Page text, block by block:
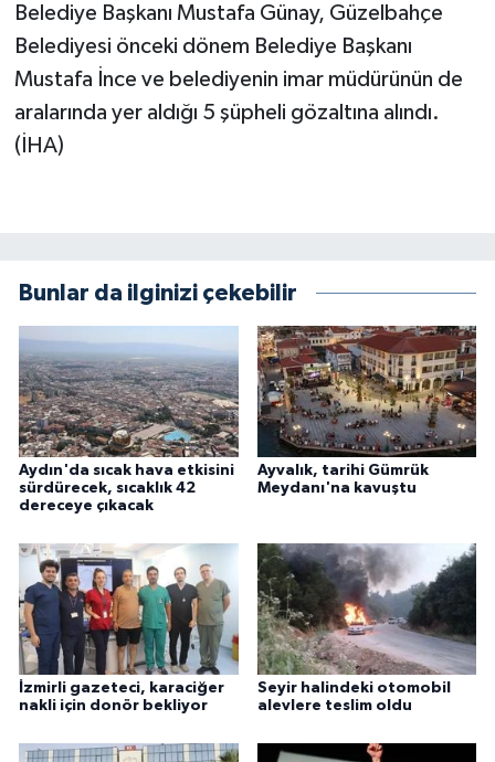
Belediye Başkanı Mustafa Günay, Güzelbahçe
Belediyesi önceki dönem Belediye Başkanı
Mustafa İnce ve belediyenin imar müdürünün de
aralarında yer aldığı 5 şüpheli gözaltına alındı.
(İHA)
Bunlar da ilginizi çekebilir
Aydın'da sıcak hava etkisini
sürdürecek, sıcaklık 42
dereceye çıkacak
Ayvalık, tarihi Gümrük
Meydanı'na kavuştu
İzmirli gazeteci, karaciğer
nakli için donör bekliyor
Seyir halindeki otomobil
alevlere teslim oldu